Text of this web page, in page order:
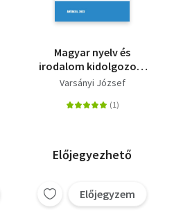
Magyar nyelv és
irodalom kidolgozott
érettségi témák - I.
érvényes érettségik
Varsányi József
Előjegyezhető
Előjegyzem